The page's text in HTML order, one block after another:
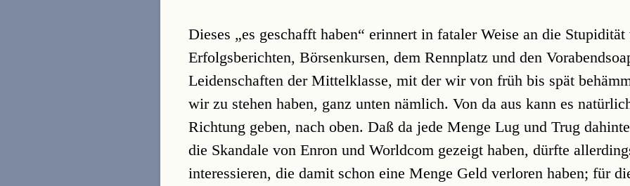
Dieses „es geschafft haben“ erinnert in fataler Weise an die Stupidität
Erfolgsberichten, Börsenkursen, dem Rennplatz und den
Leidenschaften der Mittelklasse, mit der wir von früh bis spät
wir zu stehen haben, ganz unten nämlich. Von da aus kann es
Richtung geben, nach oben. Daß da jede Menge Lug und Trug
die Skandale von Enron und Worldcom gezeigt haben, dürfte
interessieren, die damit schon eine Menge Geld verloren haben; für